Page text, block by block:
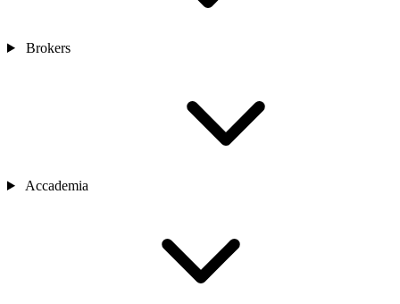
Brokers
Accademia